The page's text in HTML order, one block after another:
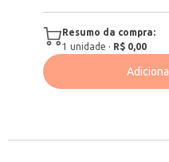
Resumo da compra:
1 unidade · R$ 0,00